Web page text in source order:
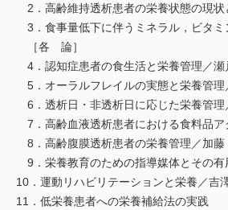
2．高齢維持透析患者の栄養状態の現状
3．食事量低下に伴うミネラル，ビタ
［各 論］
4．認知症患者の食生活と栄養管理／瀬
5．オーラルフレイルの実態と栄養管理
6．透析日・非透析日に応じた栄養管理
7．高齢血液透析患者における食料品
8．高齢腹膜透析患者の栄養管理／加藤
9．栄養教育のための指導媒体とその有
10．運動リハビリテーションと栄養／
11．低栄養患者への栄養補給法の実践